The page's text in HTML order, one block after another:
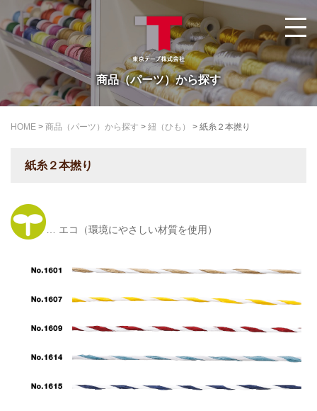
商品（パーツ）から探す
HOME > 商品（パーツ）から探す > 紐（ひも） > 紙糸２本撚り
紙糸２本撚り
… エコ（環境にやさしい材質を使用）